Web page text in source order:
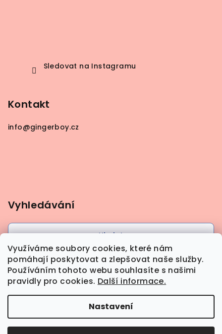
Využíváme soubory cookies, které nám
pomáhají poskytovat a zlepšovat naše služby.
Používáním tohoto webu souhlasíte s našimi
pravidly pro cookies. Další informace.
Nastavení
Sledovat na Instagramu
Kontakt
info@gingerboy.cz
Vyhledávání
Hledat